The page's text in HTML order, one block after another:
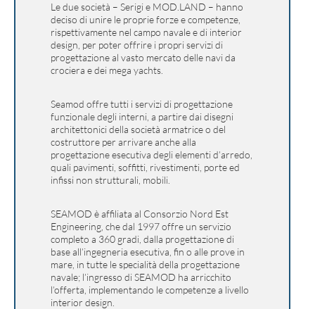
Le due società – Serigi e MOD.LAND – hanno
deciso di unire le proprie forze e competenze,
rispettivamente nel campo navale e di interior
design, per poter offrire i propri servizi di
progettazione al vasto mercato delle navi da
crociera e dei mega yachts.
Seamod offre tutti i servizi di progettazione
funzionale degli interni, a partire dai disegni
architettonici della società armatrice o del
costruttore per arrivare anche alla
progettazione esecutiva degli elementi d’arredo,
quali pavimenti, soffitti, rivestimenti, porte ed
infissi non strutturali, mobili.
SEAMOD è affiliata al Consorzio Nord Est
Engineering, che dal 1997 offre un servizio
completo a 360 gradi, dalla progettazione di
base all’ingegneria esecutiva, fin o alle prove in
mare, in tutte le specialità della progettazione
navale; l’ingresso di SEAMOD ha arricchito
l’offerta, implementando le competenze a livello
interior design.